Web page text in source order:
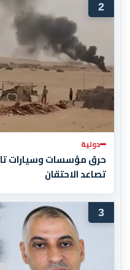
2
دولية
حرق مؤسسات وسيارات
تصاعد الاحتقان
3